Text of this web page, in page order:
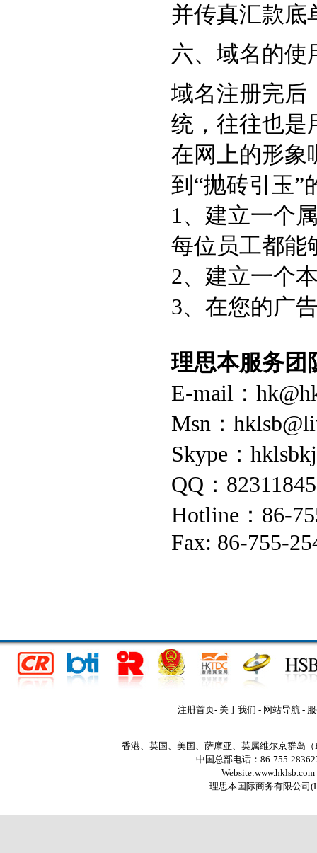
并传真汇款底
六、域名的使
域名注册完后
统，往往也是
在网上的形象
到“抛砖引玉”
1、建立一个
每位员工都能
2、建立一个
3、在您的广
理思本服务团
E-mail：
Msn：
Skype：hklsbkj
QQ：
Hotline：86-
Fax: 86-755-
注册首页- 关于我们 - 网站导航 -
香港、英国、美国、萨摩亚、英属维尔京群岛
中国总部电话：86-755-
理思本国际商务有限公司